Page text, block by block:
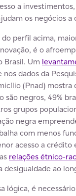
a
os negócios a
do perfil acima,
é o
Brasil. Um
nos dados da
(Pnad) mostra
são negros, 49%
grupos
negra
com menos
acesso a crédito
relações étnico-
desigualdade ao
lógica, é